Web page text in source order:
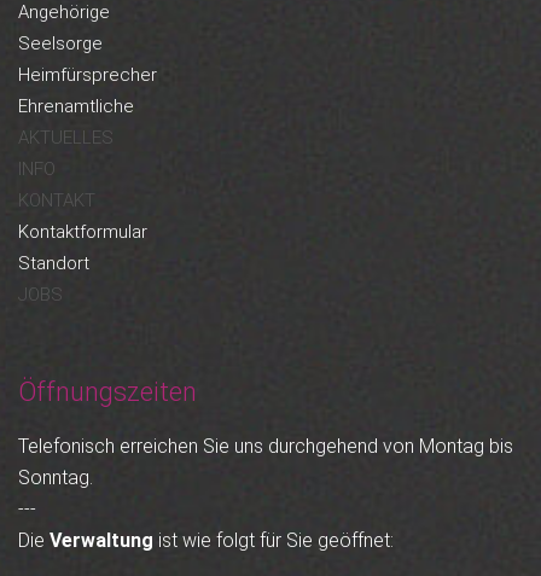
Angehörige
Seelsorge
Heimfürsprecher
Ehrenamtliche
AKTUELLES
INFO
KONTAKT
Kontaktformular
Standort
JOBS
Öffnungszeiten
Telefonisch erreichen Sie uns durchgehend von Montag bis
Sonntag.
---
Die Verwaltung ist wie folgt für Sie geöffnet: